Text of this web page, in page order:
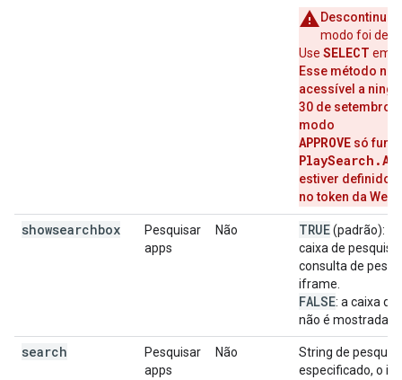
modo foi
Use SELECT em
Esse método
acessível a
30 de setembro
modo
APPROVE só
estiver definido
no token da Web.
showsearchbox
Pesquisar
apps
Não TRUE(padrão):
caixa de pesquisa
consulta de
iframe.
FALSE: a caixa de
não é mostrada.
search
Pesquisar
apps
Não
String de
especificado, o